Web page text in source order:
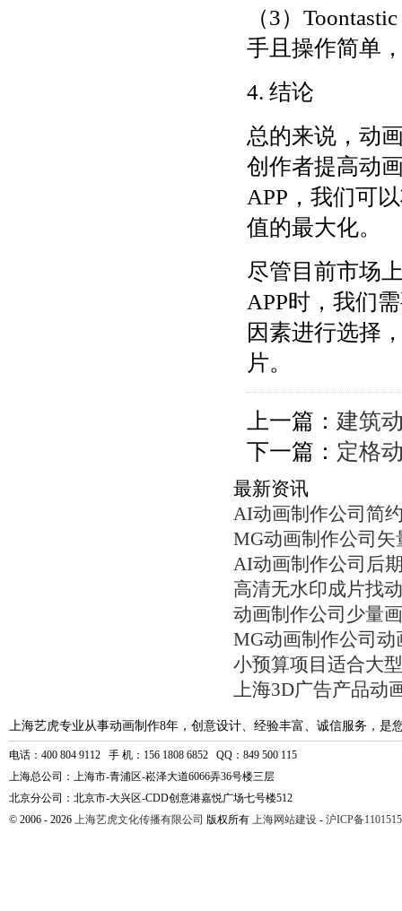
（3）
手且操作简单
4. 结论
总的来说，动
创作者提高动
APP，我们可
值的最大化。
尽管目前市场
APP时，我们
因素进行选择
片。
上一篇： 建筑
下一篇： 定格
最新资讯
AI动画制作公司简
MG动画制作公司
AI动画制作公司后
高清无水印成片找
动画制作公司少量
MG动画制作公司
小预算项目适合大
上海3D广告产品动
上海艺虎专业从事动画制作8年，创意设计、经验丰富、诚信服务，是
电话：400 804 9112 手 机：156 1808 6852 QQ：849 500 115
上海总公司：上海市-青浦区-崧泽大道6066弄36号楼三层
北京分公司：北京市-大兴区-CDD创意港嘉悦广场七号楼512
© 2006 - 2026 上海艺虎文化传播有限公司 版权所有 上海网站建设 - 沪ICP备